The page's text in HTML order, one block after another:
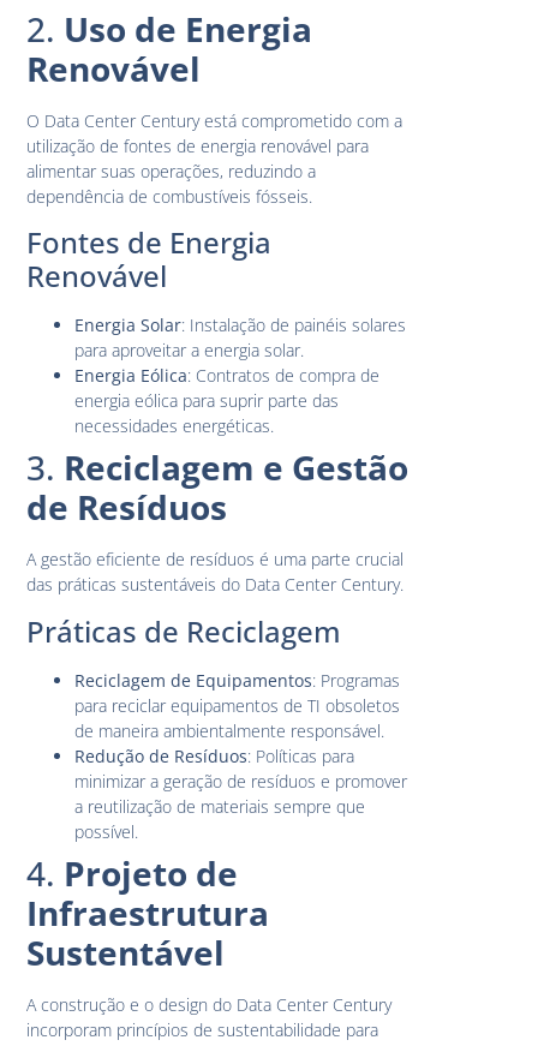
2. Uso de Energia
Renovável
O Data Center Century está comprometido com a
utilização de fontes de energia renovável para
alimentar suas operações, reduzindo a
dependência de combustíveis fósseis.
Fontes de Energia
Renovável
Energia Solar: Instalação de painéis solares
para aproveitar a energia solar.
Energia Eólica: Contratos de compra de
energia eólica para suprir parte das
necessidades energéticas.
3. Reciclagem e Gestão
de Resíduos
A gestão eficiente de resíduos é uma parte crucial
das práticas sustentáveis do Data Center Century.
Práticas de Reciclagem
Reciclagem de Equipamentos: Programas
para reciclar equipamentos de TI obsoletos
de maneira ambientalmente responsável.
Redução de Resíduos: Políticas para
minimizar a geração de resíduos e promover
a reutilização de materiais sempre que
possível.
4. Projeto de
Infraestrutura
Sustentável
A construção e o design do Data Center Century
incorporam princípios de sustentabilidade para